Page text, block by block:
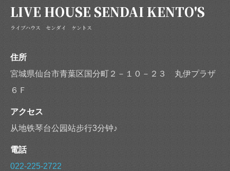
LIVE HOUSE SENDAI KENTO'S
ライブハウス センダイ ケントス
住所
宮城県仙台市青葉区国分町２－１０－２３ 丸伊プラザ
６Ｆ
アクセス
从地铁琴台公园站步行3分钟♪
電話
022-225-2722